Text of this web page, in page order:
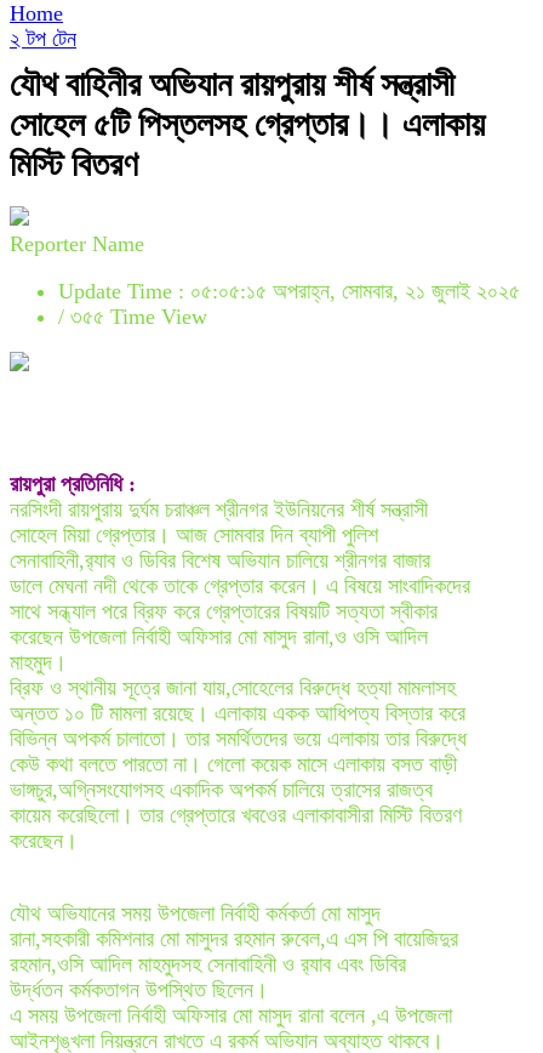
Home
২ টপ টেন
যৌথ বাহিনীর অভিযান রায়পুরায় শীর্ষ সন্ত্রাসী
সোহেল ৫টি পিস্তলসহ গ্রেপ্তার।। এলাকায়
মিস্টি বিতরণ
Reporter Name
Update Time : ০৫:০৫:১৫ অপরাহ্ন, সোমবার, ২১ জুলাই ২০২৫
/ ৩৫৫ Time View
রায়পুরা প্রতিনিধি :
নরসিংদী রায়পুরায় দুর্ঘম চরাঞ্চল শ্রীনগর ইউনিয়নের শীর্ষ সন্ত্রাসী
সোহেল মিয়া গ্রেপ্তার। আজ সোমবার দিন ব্যাপী পুলিশ
সেনাবাহিনী,র‌্যাব ও ডিবির বিশেষ অভিযান চালিয়ে শ্রীনগর বাজার
ডালে মেঘনা নদী থেকে তাকে গ্রেপ্তার করেন। এ বিষয়ে সাংবাদিকদের
সাথে সন্ধ্যাল পরে ব্রিফ করে গ্রেপ্তারের বিষয়টি সত্যতা স্বীকার
করেছেন উপজেলা নির্বাহী অফিসার মো মাসুদ রানা,ও ওসি আদিল
মাহমুদ।
ব্রিফ ও স্থানীয় সূত্রে জানা যায়,সোহেলের বিরুদ্ধে হত্যা মামলাসহ
অন্তত ১০ টি মামলা রয়েছে। এলাকায় একক আধিপত্য বিস্তার করে
বিভিন্ন অপকর্ম চালাতো। তার সমর্থিতদের ভয়ে এলাকায় তার বিরুদ্ধে
কেউ কথা বলতে পারতো না। গেলো কয়েক মাসে এলাকায় বসত বাড়ী
ভাঙ্গচুর,অগ্নিসংযোগসহ একাদিক অপকর্ম চালিয়ে ত্রাসের রাজত্ব
কায়েম করেছিলো। তার গ্রেপ্তারে খবওের এলাকাবাসীরা মিস্টি বিতরণ
করেছেন।
যৌথ অভিযানের সময় উপজেলা নির্বাহী কর্মকর্তা মো মাসুদ
রানা,সহকারী কমিশনার মো মাসুদর রহমান রুবেল,এ এস পি বায়েজিদুর
রহমান,ওসি আদিল মাহমুদসহ সেনাবাহিনী ও র‌্যাব এবং ডিবির
উর্দ্ধতন কর্মকতাগন উপস্থিত ছিলেন।
এ সময় উপজেলা নির্বাহী অফিসার মো মাসুদ রানা বলেন ,এ উপজেলা
আইনশৃঙ্খলা নিয়ন্ত্রনে রাখতে এ রকর্ম অভিযান অব্যাহত থাকবে।